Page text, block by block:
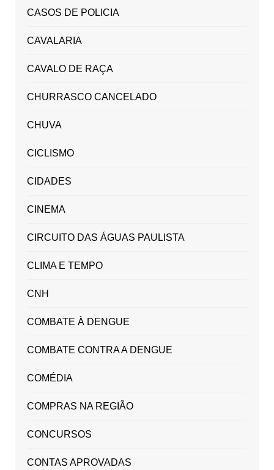
CASOS DE POLICIA
CAVALARIA
CAVALO DE RAÇA
CHURRASCO CANCELADO
CHUVA
CICLISMO
CIDADES
CINEMA
CIRCUITO DAS ÁGUAS PAULISTA
CLIMA E TEMPO
CNH
COMBATE À DENGUE
COMBATE CONTRA A DENGUE
COMÉDIA
COMPRAS NA REGIÃO
CONCURSOS
CONTAS APROVADAS